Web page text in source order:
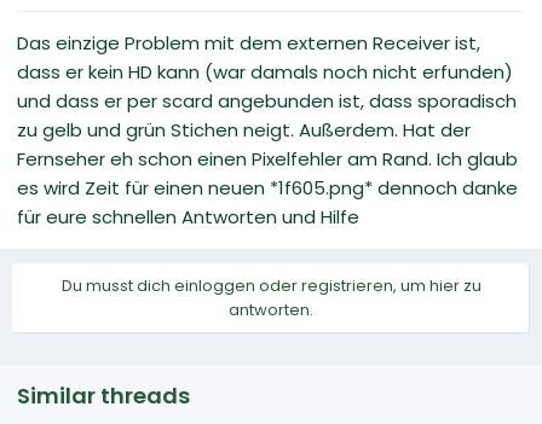
Das einzige Problem mit dem externen Receiver ist,
dass er kein HD kann (war damals noch nicht erfunden)
und dass er per scard angebunden ist, dass sporadisch
zu gelb und grün Stichen neigt. Außerdem. Hat der
Fernseher eh schon einen Pixelfehler am Rand. Ich glaub
es wird Zeit für einen neuen *1f605.png* dennoch danke
für eure schnellen Antworten und Hilfe
Du musst dich einloggen oder registrieren, um hier zu
antworten.
Similar threads